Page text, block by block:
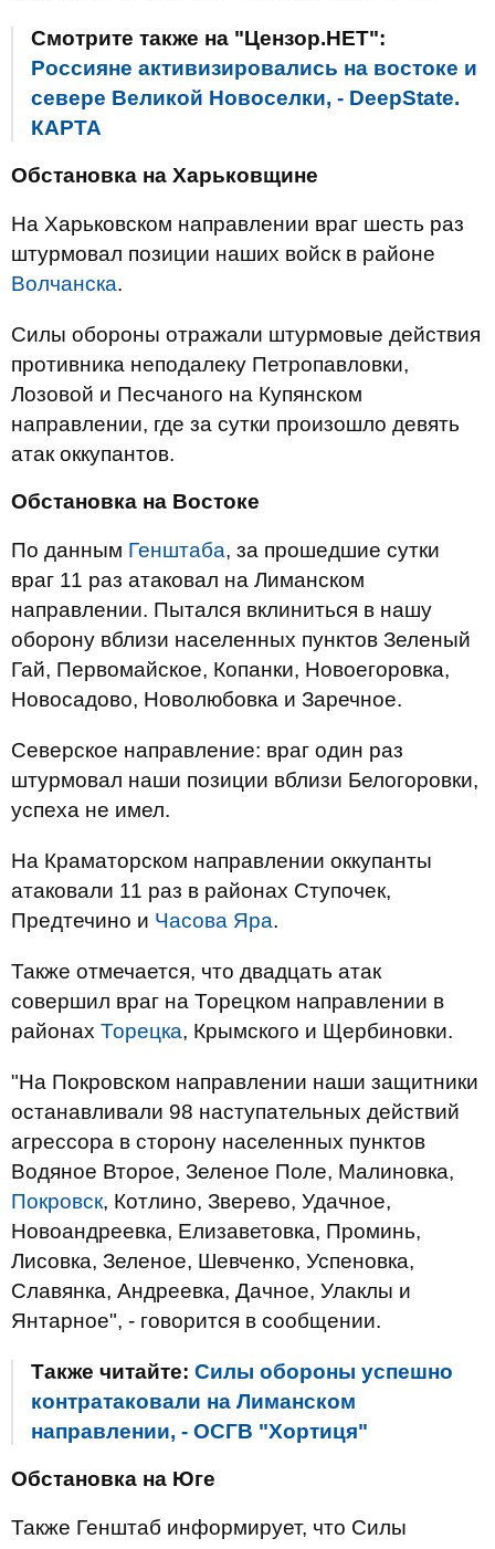
Смотрите также на "Цензор.НЕТ":
Россияне активизировались на востоке и
севере Великой Новоселки, - DeepState.
КАРТА
Обстановка на Харьковщине
На Харьковском направлении враг шесть раз
штурмовал позиции наших войск в районе
Волчанска.
Силы обороны отражали штурмовые действия
противника неподалеку Петропавловки,
Лозовой и Песчаного на Купянском
направлении, где за сутки произошло девять
атак оккупантов.
Обстановка на Востоке
По данным Генштаба, за прошедшие сутки
враг 11 раз атаковал на Лиманском
направлении. Пытался вклиниться в нашу
оборону вблизи населенных пунктов Зеленый
Гай, Первомайское, Копанки, Новоегоровка,
Новосадово, Новолюбовка и Заречное.
Северское направление: враг один раз
штурмовал наши позиции вблизи Белогоровки,
успеха не имел.
На Краматорском направлении оккупанты
атаковали 11 раз в районах Ступочек,
Предтечино и Часова Яра.
Также отмечается, что двадцать атак
совершил враг на Торецком направлении в
районах Торецка, Крымского и Щербиновки.
"На Покровском направлении наши защитники
останавливали 98 наступательных действий
агрессора в сторону населенных пунктов
Водяное Второе, Зеленое Поле, Малиновка,
Покровск, Котлино, Зверево, Удачное,
Новоандреевка, Елизаветовка, Проминь,
Лисовка, Зеленое, Шевченко, Успеновка,
Славянка, Андреевка, Дачное, Улаклы и
Янтарное", - говорится в сообщении.
Также читайте: Силы обороны успешно
контратаковали на Лиманском
направлении, - ОСГВ "Хортиця"
Обстановка на Юге
Также Генштаб информирует, что Силы